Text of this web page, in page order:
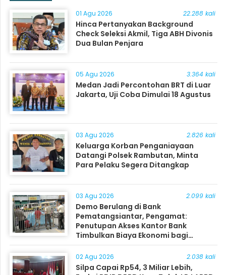
01 Agu 2026 22.288 kali
Hinca Pertanyakan Background
Check Seleksi Akmil, Tiga ABH Divonis
Dua Bulan Penjara
05 Agu 2026 3.364 kali
Medan Jadi Percontohan BRT di Luar
Jakarta, Uji Coba Dimulai 18 Agustus
03 Agu 2026 2.826 kali
Keluarga Korban Penganiayaan
Datangi Polsek Rambutan, Minta
Para Pelaku Segera Ditangkap
03 Agu 2026 2.099 kali
Demo Berulang di Bank
Pematangsiantar, Pengamat:
Penutupan Akses Kantor Bank
Timbulkan Biaya Ekonomi bagi
Masyarakat
02 Agu 2026 2.038 kali
Silpa Capai Rp54, 3 Miliar Lebih,